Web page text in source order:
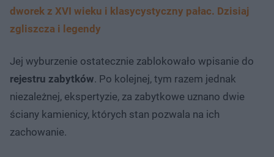
dworek z XVI wieku i klasycystyczny pałac. Dzisiaj
zgliszcza i legendy
Jej wyburzenie ostatecznie zablokowało wpisanie do
rejestru zabytków. Po kolejnej, tym razem jednak
niezależnej, ekspertyzie, za zabytkowe uznano dwie
ściany kamienicy, których stan pozwala na ich
zachowanie.